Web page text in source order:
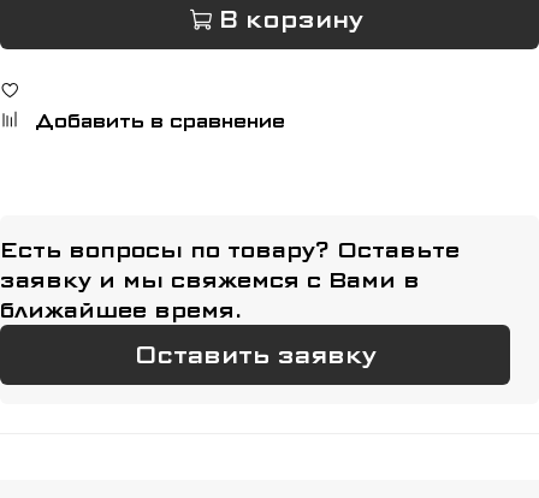
В корзину
Добавить в сравнение
Есть вопросы по товару? Оставьте
заявку и мы свяжемся с Вами в
ближайшее время.
Оставить заявку